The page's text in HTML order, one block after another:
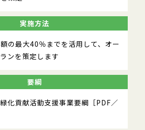
実施方法
の最大40％までを活用して、オー
ンを策定します
要綱
化貢献活動支援事業要綱［PDF／